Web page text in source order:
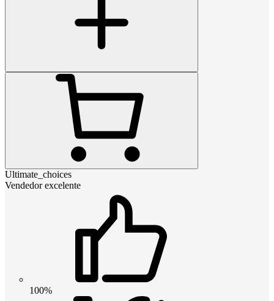
Ultimate_choices
Vendedor excelente
100%